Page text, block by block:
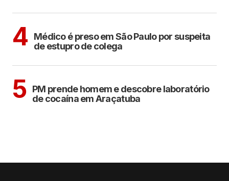
4
Médico é preso em São Paulo por suspeita
de estupro de colega
5 PM prende homem e descobre laboratório
de cocaína em Araçatuba